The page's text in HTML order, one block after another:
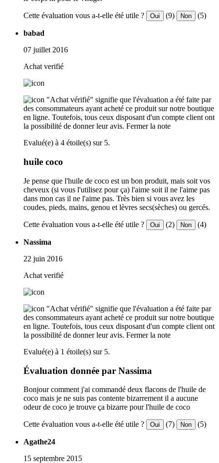
Cette évaluation vous a-t-elle été utile ? Oui (9) Non (5)
babad
07 juillet 2016
Achat verifié
"Achat vérifié" signifie que l'évaluation a été faite par
des consommateurs ayant acheté ce produit sur notre boutique
en ligne. Toutefois, tous ceux disposant d'un compte client ont
la possibilité de donner leur avis. Fermer la note
Evalué(e) à 4 étoile(s) sur 5.
huile coco
Je pense que l'huile de coco est un bon produit, mais soit vos
cheveux (si vous l'utilisez pour ça) l'aime soit il ne l'aime pas
dans mon cas il ne l'aime pas. Très bien si vous avez les
coudes, pieds, mains, genou et lèvres secs(sèches) ou gercés.
Cette évaluation vous a-t-elle été utile ? Oui (2) Non (4)
Nassima
22 juin 2016
Achat verifié
"Achat vérifié" signifie que l'évaluation a été faite par
des consommateurs ayant acheté ce produit sur notre boutique
en ligne. Toutefois, tous ceux disposant d'un compte client ont
la possibilité de donner leur avis. Fermer la note
Evalué(e) à 1 étoile(s) sur 5.
Évaluation donnée par Nassima
Bonjour comment j'ai commandé deux flacons de l'huile de
coco mais je ne suis pas contente bizarrement il a aucune
odeur de coco je trouve ça bizarre pour l'huile de coco
Cette évaluation vous a-t-elle été utile ? Oui (7) Non (5)
Agathe24
15 septembre 2015